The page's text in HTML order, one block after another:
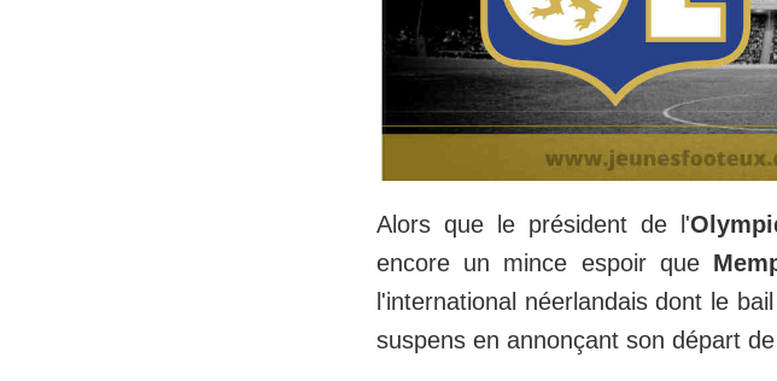
Alors que le président de l'
encore un mince espoir que
l'international néerlandais dont le
suspens en annonçant son départ de